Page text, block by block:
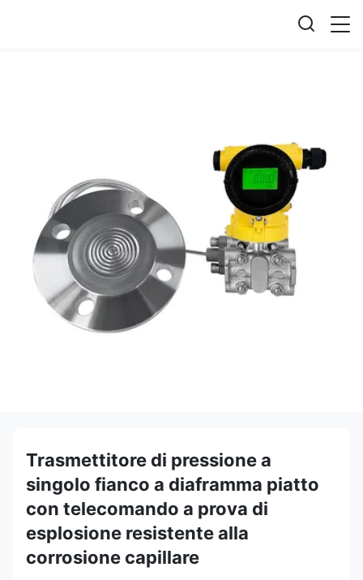
Trasmettitore di pressione a
singolo fianco a diaframma piatto
con telecomando a prova di
esplosione resistente alla
corrosione capillare